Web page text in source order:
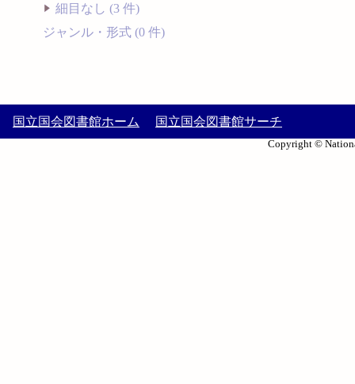
細目なし (3 件)
ジャンル・形式 (0 件)
国立国会図書館ホーム 国立国会図書館サーチ
Copyright ©